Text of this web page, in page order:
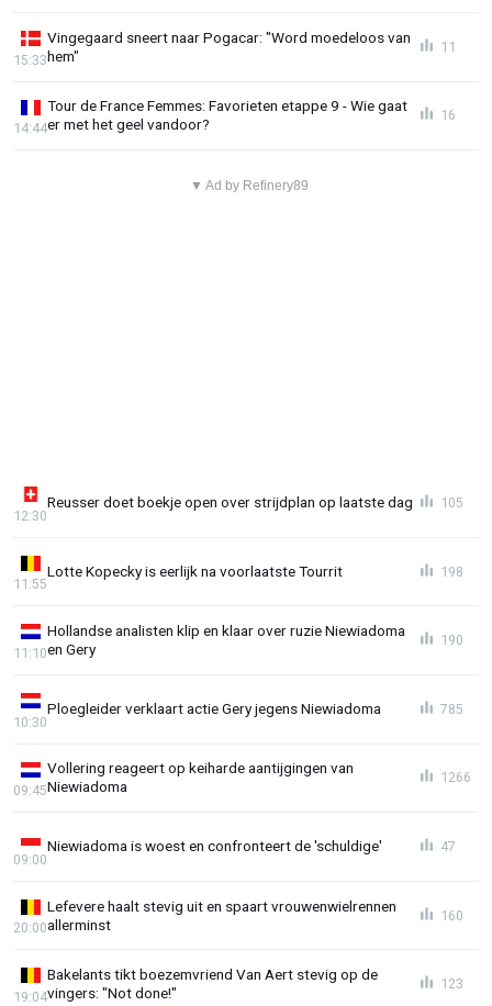
Vingegaard sneert naar Pogacar: "Word moedeloos van
hem"
15:33
11
Tour de France Femmes: Favorieten etappe 9 - Wie gaat
er met het geel vandoor?
14:44
16
▼ Ad by Refinery89
Reusser doet boekje open over strijdplan op laatste dag
12:30
105
Lotte Kopecky is eerlijk na voorlaatste Tourrit
11:55
198
Hollandse analisten klip en klaar over ruzie Niewiadoma
en Gery
11:10
190
Ploegleider verklaart actie Gery jegens Niewiadoma
10:30
785
Vollering reageert op keiharde aantijgingen van
Niewiadoma
09:45
1266
Niewiadoma is woest en confronteert de 'schuldige'
09:00
47
Lefevere haalt stevig uit en spaart vrouwenwielrennen
allerminst
20:00
160
Bakelants tikt boezemvriend Van Aert stevig op de
vingers: "Not done!"
19:04
123